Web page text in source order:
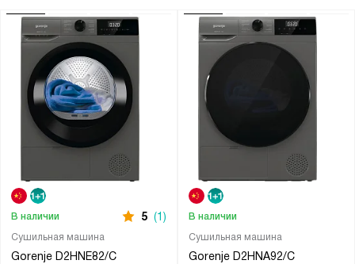
Сушильная машина
Gorenje D2HNE82/C
В наличии 5 (1)
Сушильная машина
Gorenje D2HNA92/C
В наличии